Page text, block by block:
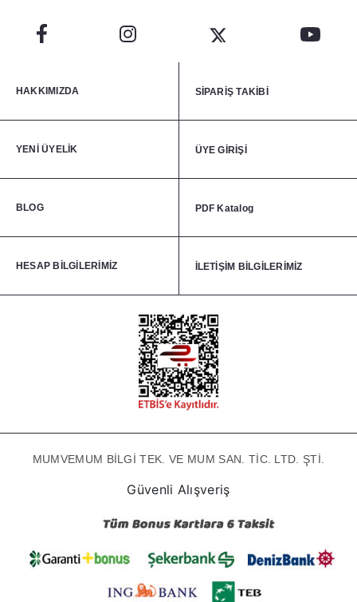
HAKKIMIZDA SİPARİŞ TAKİBİ
YENİ ÜYELİK ÜYE GİRİŞİ
BLOG PDF Katalog
HESAP BİLGİLERİMİZ İLETİŞİM BİLGİLERİMİZ
MUMVEMUM BİLGİ TEK. VE MUM SAN. TİC. LTD. ŞTİ.
Güvenli Alışveriş